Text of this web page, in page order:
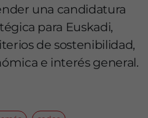
una candidatura
para Euskadi,
de sostenibilidad,
e interés general.